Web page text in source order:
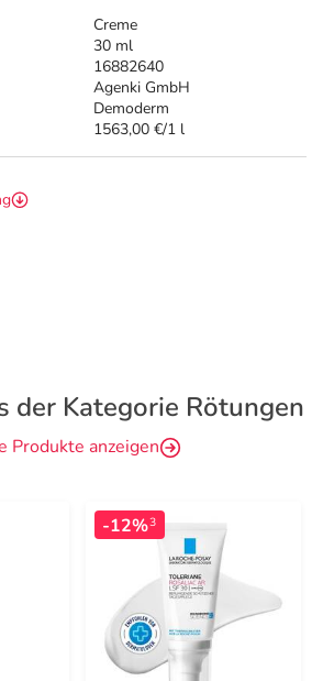
Creme
30 ml
16882640
Agenki GmbH
Demoderm
1563,00 €/1 l
der Kategorie Rötungen
Produkte anzeigen
-12%3